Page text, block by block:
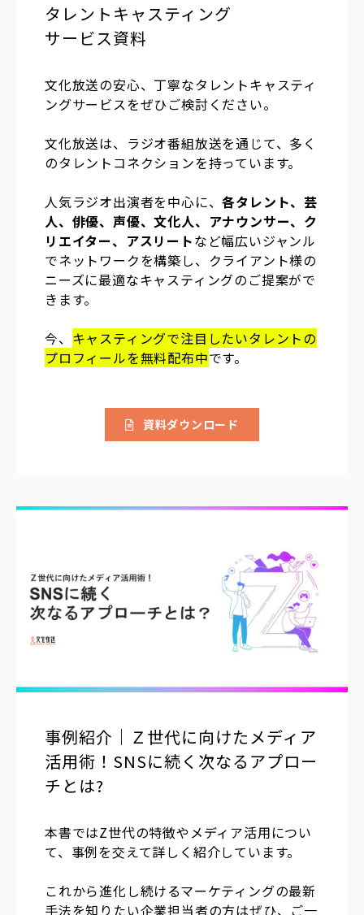
タレントキャスティング
サービス資料
文化放送の安心、丁寧なタレントキャスティ
ングサービスをぜひご検討ください。
文化放送は、ラジオ番組放送を通じて、多く
のタレントコネクションを持っています。
人気ラジオ出演者を中心に、各タレント、芸
人、俳優、声優、文化人、アナウンサー、ク
リエイター、アスリートなど幅広いジャンル
でネットワークを構築し、クライアント様の
ニーズに最適なキャスティングのご提案がで
きます。
今、 キャスティングで注目したいタレントの
プロフィールを無料配布中です。
資料ダウンロード
事例紹介｜Ｚ世代に向けたメディア
活⽤術！SNSに続く次なるアプロー
チとは?
本書ではZ世代の特徴やメディア活用につい
て、事例を交えて詳しく紹介しています。
これから進化し続けるマーケティングの最新
手法を知りたい企業担当者の方はぜひ、ご一